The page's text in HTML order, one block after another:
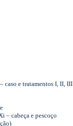
caso e tratamentos I, II, III
– cabeça e pescoço